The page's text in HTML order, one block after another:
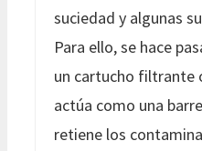
suciedad y algunas
Para ello, se hace
un cartucho filtrante
actúa como una
retiene los